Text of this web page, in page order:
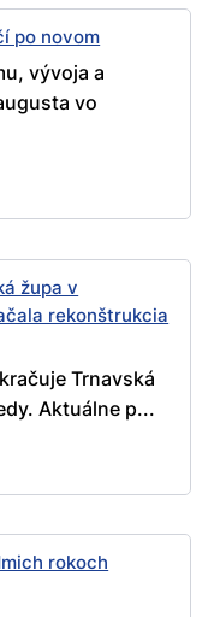
po novom
vývoja a
vo
župa v
rekonštrukcia
Trnavská
Aktuálne p...
rokoch